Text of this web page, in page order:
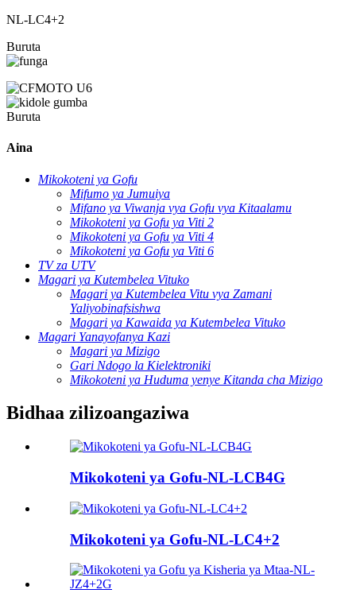
NL-LC4+2
Buruta
Buruta
Aina
Mikokoteni ya Gofu
Mifumo ya Jumuiya
Mifano ya Viwanja vya Gofu vya Kitaalamu
Mikokoteni ya Gofu ya Viti 2
Mikokoteni ya Gofu ya Viti 4
Mikokoteni ya Gofu ya Viti 6
TV za UTV
Magari ya Kutembelea Vituko
Magari ya Kutembelea Vitu vya Zamani
Yaliyobinafsishwa
Magari ya Kawaida ya Kutembelea Vituko
Magari Yanayofanya Kazi
Magari ya Mizigo
Gari Ndogo la Kielektroniki
Mikokoteni ya Huduma yenye Kitanda cha Mizigo
Bidhaa zilizoangaziwa
Mikokoteni ya Gofu-NL-LCB4G
Mikokoteni ya Gofu-NL-LC4+2